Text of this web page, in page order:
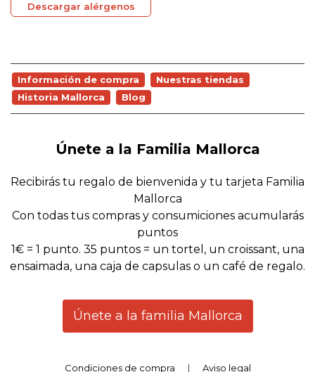
Descargar alérgenos
Información de compra
Nuestras tiendas
Historia Mallorca
Blog
Únete a la Familia Mallorca
Recibirás tu regalo de bienvenida y tu tarjeta Familia
Mallorca
Con todas tus compras y consumiciones acumularás
puntos
1€ = 1 punto. 35 puntos = un tortel, un croissant, una
ensaimada, una caja de capsulas o un café de regalo.
Únete a la familia Mallorca
Condiciones de compra |
Aviso legal